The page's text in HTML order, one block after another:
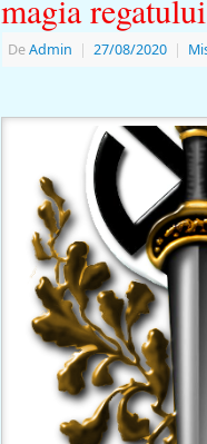
magia
DeAdmin | 27/08/2020 |